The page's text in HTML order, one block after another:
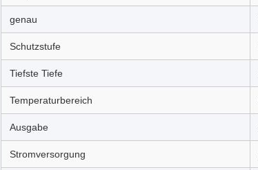
genau
Schutzstufe
Tiefste Tiefe
Temperaturbereich
Ausgabe
Stromversorgung